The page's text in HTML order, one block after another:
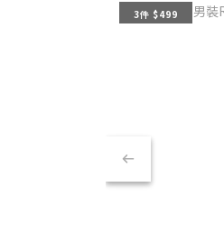
3件 $499